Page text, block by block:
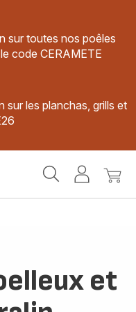
sur toutes nos poêles
code CERAMETE
les planchas, grills et
MonMon
et